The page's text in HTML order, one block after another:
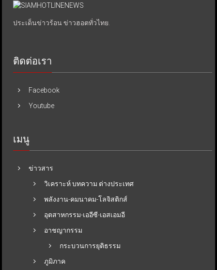
ประเด็นข่าวร้อน ข่าวฮอตทั่วไทย.
ติดต่อเรา
Facebook
Youtube
เมนู
ข่าวสาร
วิเคราะห์ บทความ ต่างประเทศ
พลังงาน-คมนาคม-โลจิสติกส์
อุตสาหกรรม-เออีซี-เอสเอมอี
อาชญากรรม
กระบวนการยุติธรรม
ภูมิภาค